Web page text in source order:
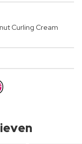
Curling Cream